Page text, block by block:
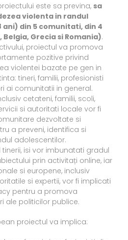
este sa previna, sa
violenta in randul
ani) din 5 comunitati, din 4
Grecia si Romania).
proiectul va promova
pozitive privind
violentei bazate pe gen in
tineri, familii, profesionisti
ai comunitatii in general.
cetateni, familii, scoli,
si autoritati locale vor fi
dezvoltate si
a preveni, identifica si
adolescentilor.
tinerii, isi vor imbunatati gradul
prin activitați online, iar
si europene, inclusiv
si expertii, vor fi implicati
pentru a promova
ale politicilor publice.
proiectul va implica: